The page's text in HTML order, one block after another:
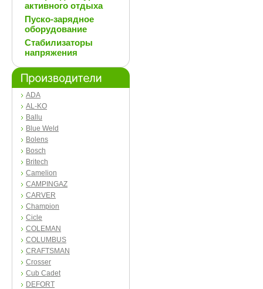
активного отдыха
Пуско-зарядное
оборудование
Стабилизаторы
напряжения
ADA
AL-KO
Ballu
Blue Weld
Bolens
Bosch
Britech
Camelion
CAMPINGAZ
CARVER
Champion
Cicle
COLEMAN
COLUMBUS
CRAFTSMAN
Crosser
Cub Cadet
DEFORT